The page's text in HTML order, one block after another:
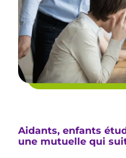
Aidants, enfants
une mutuelle qui